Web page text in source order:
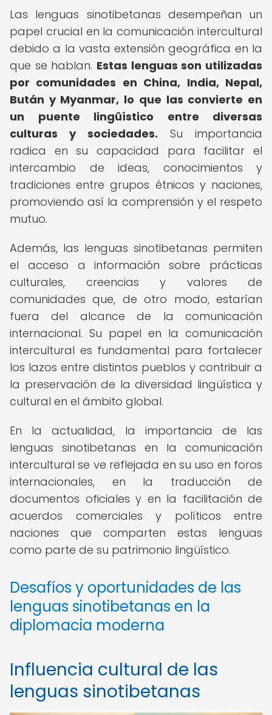
Las lenguas sinotibetanas desempeñan un
papel crucial en la comunicación intercultural
debido a la vasta extensión geográfica en la
que se hablan. Estas lenguas son utilizadas
por comunidades en China, India, Nepal,
Bután y Myanmar, lo que las convierte en
un puente lingüístico entre diversas
culturas y sociedades. Su importancia
radica en su capacidad para facilitar el
intercambio de ideas, conocimientos y
tradiciones entre grupos étnicos y naciones,
promoviendo así la comprensión y el respeto
mutuo.
Además, las lenguas sinotibetanas permiten
el acceso a información sobre prácticas
culturales, creencias y valores de
comunidades que, de otro modo, estarían
fuera del alcance de la comunicación
internacional. Su papel en la comunicación
intercultural es fundamental para fortalecer
los lazos entre distintos pueblos y contribuir a
la preservación de la diversidad lingüística y
cultural en el ámbito global.
En la actualidad, la importancia de las
lenguas sinotibetanas en la comunicación
intercultural se ve reflejada en su uso en foros
internacionales, en la traducción de
documentos oficiales y en la facilitación de
acuerdos comerciales y políticos entre
naciones que comparten estas lenguas
como parte de su patrimonio lingüístico.
Desafíos y oportunidades de las
lenguas sinotibetanas en la
diplomacia moderna
Influencia cultural de las
lenguas sinotibetanas